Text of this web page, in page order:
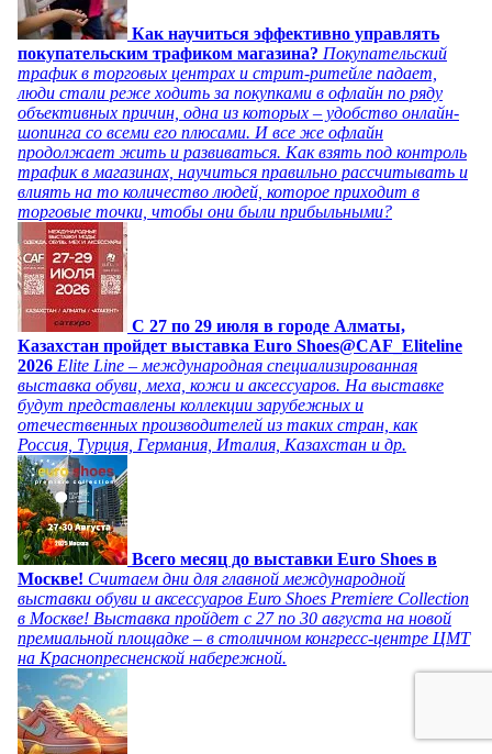
Как научиться эффективно управлять
покупательским трафиком магазина? Покупательский
трафик в торговых центрах и стрит-ритейле падает,
люди стали реже ходить за покупками в офлайн по ряду
объективных причин, одна из которых – удобство онлайн-
шопинга со всеми его плюсами. И все же офлайн
продолжает жить и развиваться. Как взять под контроль
трафик в магазинах, научиться правильно рассчитывать и
влиять на то количество людей, которое приходит в
торговые точки, чтобы они были прибыльными?
C 27 по 29 июля в городе Алматы,
Казахстан пройдет выставка Euro Shoes@CAF_Eliteline
2026 Elite Line – международная специализированная
выставка обуви, меха, кожи и аксессуаров. На выставке
будут представлены коллекции зарубежных и
отечественных производителей из таких стран, как
Россия, Турция, Германия, Италия, Казахстан и др.
Всего месяц до выставки Euro Shoes в
Москве! Считаем дни для главной международной
выставки обуви и аксессуаров Euro Shoes Premiere Collection
в Москве! Выставка пройдет с 27 по 30 августа на новой
премиальной площадке – в столичном конгресс-центре ЦМТ
на Краснопресненской набережной.